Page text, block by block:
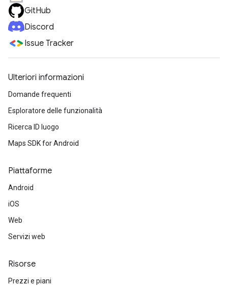
GitHub
Discord
Issue Tracker
Ulteriori informazioni
Domande frequenti
Esploratore delle funzionalità
Ricerca ID luogo
Maps SDK for Android
Piattaforme
Android
iOS
Web
Servizi web
Risorse
Prezzi e piani